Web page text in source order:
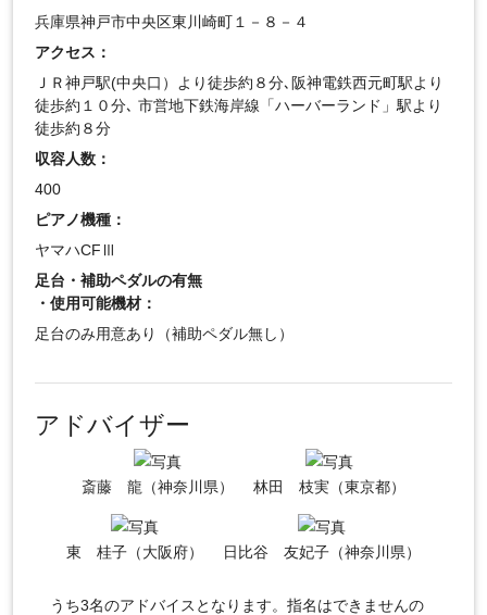
兵庫県神戸市中央区東川崎町１－８－４
アクセス：
ＪＲ神戸駅(中央口）より徒歩約８分､阪神電鉄西元町駅より
徒歩約１０分､ 市営地下鉄海岸線「ハーバーランド」駅より
徒歩約８分
収容人数：
400
ピアノ機種：
ヤマハCFⅢ
足台・補助ペダルの有無
・使用可能機材：
足台のみ用意あり（補助ペダル無し）
アドバイザー
斎藤 龍（神奈川県） 林田 枝実（東京都）
東 桂子（大阪府） 日比谷 友妃子（神奈川県）
うち3名のアドバイスとなります。指名はできませんの